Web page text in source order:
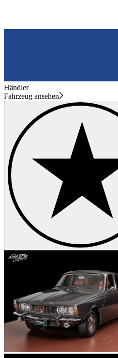
Händler
Fahrzeug ansehen